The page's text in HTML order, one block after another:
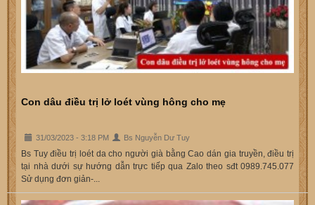
Con dâu điều trị lở loét vùng hông cho mẹ
31/03/2023 - 3:18 PM Bs Nguyễn Dư Tuy
Bs Tuy điều trị loét da cho người già bằng Cao dán gia truyền, điều trị
tại nhà dưới sự hướng dẫn trực tiếp qua Zalo theo sđt 0989.745.077
Sử dụng đơn giản-...